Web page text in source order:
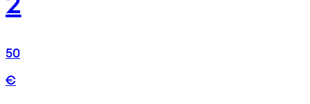
50
€